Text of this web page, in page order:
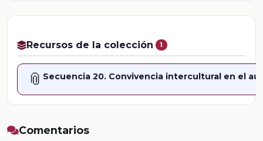
Recursos de la colección 1
📎 Secuencia 20. Convivencia intercultural en el
Comentarios